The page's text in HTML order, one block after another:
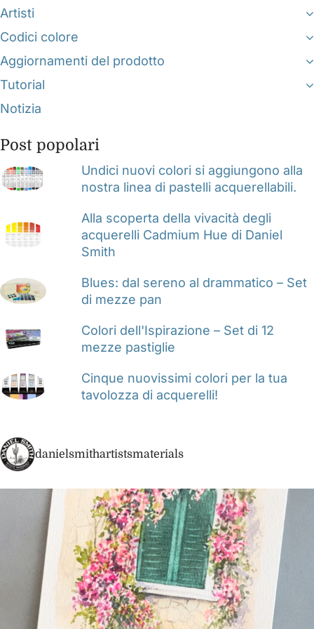
Artisti
Codici colore
Aggiornamenti del prodotto
Tutorial
Notizia
Post popolari
Undici nuovi colori si aggiungono alla
nostra linea di pastelli acquerellabili.
Alla scoperta della vivacità degli
acquerelli Cadmium Hue di Daniel
Smith
Blues: dal sereno al drammatico – Set
di mezze pan
Colori dell'Ispirazione – Set di 12
mezze pastiglie
Cinque nuovissimi colori per la tua
tavolozza di acquerelli!
danielsmithartistsmaterials